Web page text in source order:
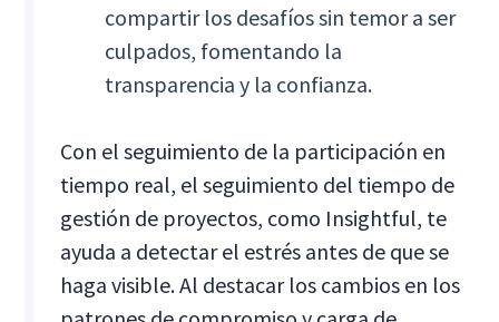
compartir los desafíos sin temor a ser
culpados, fomentando la
transparencia y la confianza.
Con el seguimiento de la participación en
tiempo real, el seguimiento del tiempo de
gestión de proyectos, como Insightful, te
ayuda a detectar el estrés antes de que se
haga visible. Al destacar los cambios en los